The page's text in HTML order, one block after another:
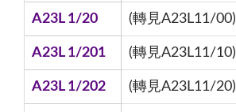
A23L 1/20 (轉見A23L11/00)
A23L 1/201 (轉見A23L11/10)
A23L 1/202 (轉見A23L11/20)